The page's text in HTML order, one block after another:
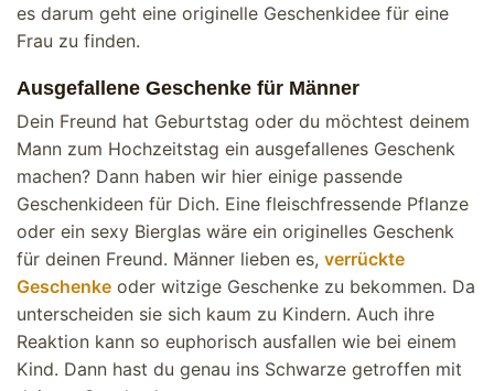
es darum geht eine originelle Geschenkidee für eine
Frau zu finden.
Ausgefallene Geschenke für Männer
Dein Freund hat Geburtstag oder du möchtest deinem
Mann zum Hochzeitstag ein ausgefallenes Geschenk
machen? Dann haben wir hier einige passende
Geschenkideen für Dich. Eine fleischfressende Pflanze
oder ein sexy Bierglas wäre ein originelles Geschenk
für deinen Freund. Männer lieben es, verrückte
Geschenke oder witzige Geschenke zu bekommen. Da
unterscheiden sie sich kaum zu Kindern. Auch ihre
Reaktion kann so euphorisch ausfallen wie bei einem
Kind. Dann hast du genau ins Schwarze getroffen mit